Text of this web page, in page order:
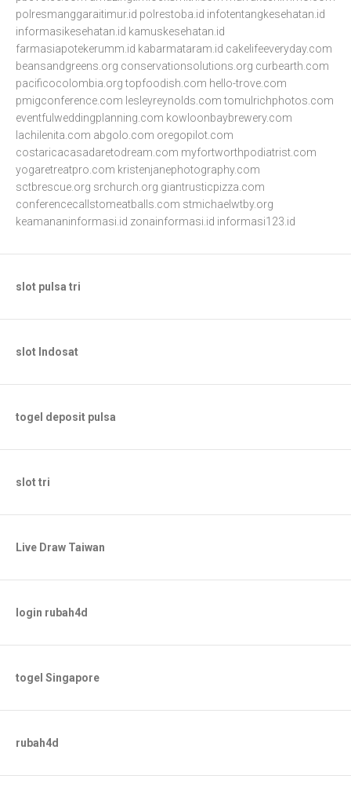
polresmanggaraitimur.id polrestoba.id infotentangkesehatan.id
informasikesehatan.id kamuskesehatan.id
farmasiapotekerumm.id kabarmataram.id cakelifeeveryday.com
beansandgreens.org conservationsolutions.org curbearth.com
pacificocolombia.org topfoodish.com hello-trove.com
pmigconference.com lesleyreynolds.com tomulrichphotos.com
eventfulweddingplanning.com kowloonbaybrewery.com
lachilenita.com abgolo.com oregopilot.com
costaricacasadaretodream.com myfortworthpodiatrist.com
yogaretreatpro.com kristenjanephotography.com
sctbrescue.org srchurch.org giantrusticpizza.com
conferencecallstomeatballs.com stmichaelwtby.org
keamananinformasi.id zonainformasi.id informasi123.id
slot pulsa tri
slot Indosat
togel deposit pulsa
slot tri
Live Draw Taiwan
login rubah4d
togel Singapore
rubah4d